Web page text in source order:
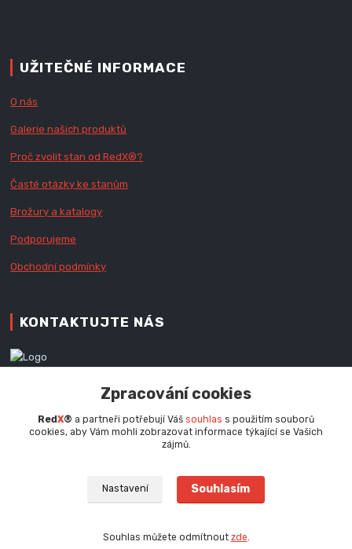
UŽITEČNÉ INFORMACE
O nás
Galerie našich produktů
Proč zvolit stan od RedX®?
Časté otázky ke stanům
Brožury a katalogy
Podporujeme
Obchodní podmínky
KONTAKTUJTE NÁS
+420 777 979 111
info@redx.cz
Zpracování cookies
Red X® a partneři potřebují Váš souhlas s použitím souborů
cookies, aby Vám mohli zobrazovat informace týkající se Vašich
zájmů.
Nastavení Souhlasím
Souhlas můžete odmítnout zde.